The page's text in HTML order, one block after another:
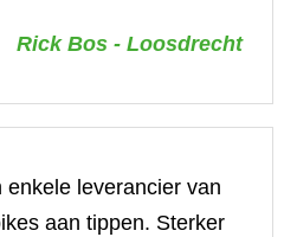
Rick Bos - Loosdrecht
enkele leverancier van
aan tippen. Sterker